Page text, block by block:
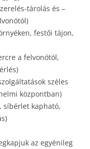
tárolás és –
festői tájon,
a felvonótól,
széles
központban)
síbérlet kapható,
az egyénileg